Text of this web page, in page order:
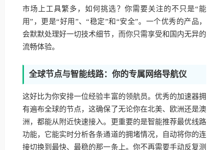
市场上工具繁多，如何挑选？你需要关注的不只是“能
用”，更是“好用”、“稳定”和“安全”。一个优秀的产品，
会默默处理好一切技术细节，而你只需享受和国内无异的
流畅体验。
全球节点与智能线路：你的专属网络导航仪
这好比为你安排一位经验丰富的领航员。优秀的加速器拥
有遍布全球的节点，这确保了无论你在北美、欧洲还是澳
洲，都能从附近快速接入。更重要的是智能推荐最优线路
功能，它能实时分析各条通道的拥堵情况，自动将你的连
接切换到最快、最稳的那一条上。你不再需要手动反复测